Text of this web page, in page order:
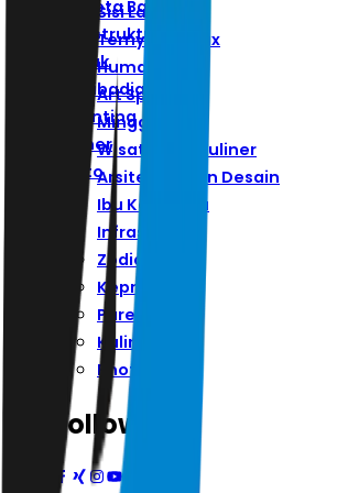
Ibu Kota Baru
Infrastruktur
Zodiak
Kepribadian
Parenting
Kuliner
Photo
Sisi Lain
Ternyata Hoax
Humaniora
Art Space
Minggu
Wisata Dan Kuliner
Arsitektur Dan Desain
Ibu Kota Baru
Infrastruktur
Zodiak
Kepribadian
Parenting
Kuliner
Photo
Follow Us